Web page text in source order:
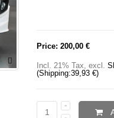
Price: 200,00 €
Incl. 21% Tax,excl.
(Shipping:39,93 €)